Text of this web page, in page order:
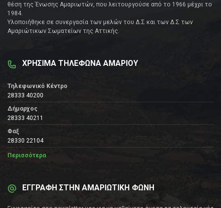
θέση της Ένωσης Αμαριωτών, που λειτουργούσε από το 1966 μέχρι το
1984.
Υλοποιήθηκε σε συνεργασία των μελών του Δ.Σ και των Δ.Σ των
Αμαριώτικων Σωματείων της Αττικής.
ΧΡΗΣΙΜΑ ΤΗΛΕΦΩΝΑ ΑΜΑΡΙΟΥ
Τηλεφωνικό Κέντρο
28333 40200
Δήμαρχος
28333 40211
Φαξ
28330 22104
Περισσότερα
ΕΓΓΡΑΦΗ ΣΤΗΝ ΑΜΑΡΙΩΤΙΚΗ ΦΩΝΗ